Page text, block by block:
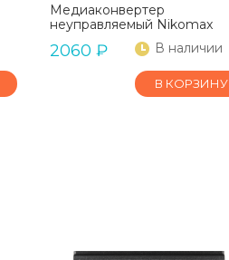
Медиаконвертер
неуправляемый Nikomax
2060 ₽ В наличии
В КОРЗИНУ